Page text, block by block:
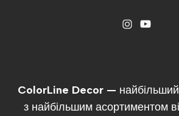
ColorLine Decor —
з найбільшим асортиментом